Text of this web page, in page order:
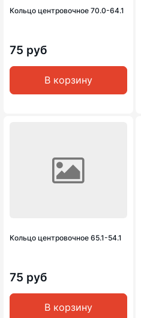
Кольцо центровочное 70.0-64.1
75 руб
В корзину
Кольцо центровочное 65.1-54.1
75 руб
В корзину